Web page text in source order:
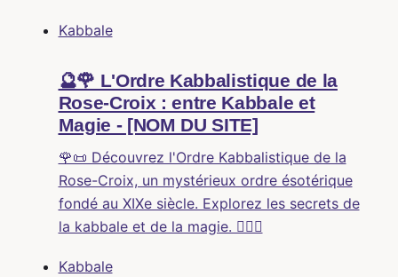
Kabbale
🔮🌹 L'Ordre Kabbalistique de la
Rose-Croix : entre Kabbale et
Magie - [NOM DU SITE]
🌹📜 Découvrez l'Ordre Kabbalistique de la
Rose-Croix, un mystérieux ordre ésotérique
fondé au XIXe siècle. Explorez les secrets de
la kabbale et de la magie. 🕵️‍♀️🔮
Kabbale